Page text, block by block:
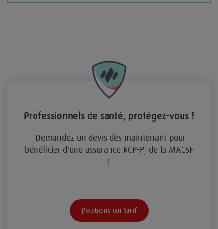
Professionnels de santé, protégez-vous !
Demandez un devis dès maintenant pour
bénéficier d'une assurance RCP-PJ de la MACSF
!
J'obtiens un tarif